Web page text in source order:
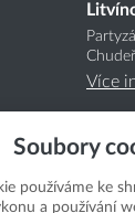
Více
Soubory
používáme ke
a používání